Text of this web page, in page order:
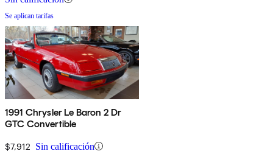
Se aplican tarifas
1991 Chrysler Le Baron 2 Dr
GTC Convertible
$7,912 Sin calificación